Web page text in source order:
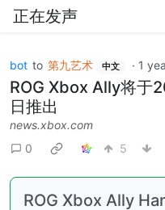
正在发声
bot to 第九艺术 中文 · 1
ROG Xbox Ally将于
日推出
news.xbox.com
0
5
ROG Xbox Ally